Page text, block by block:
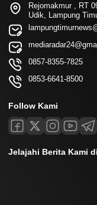
Rejomakmur , RT
Udik, Lampung
0857-8355-7825
0853-6641-8500
Follow Kami
Jelajahi Berita Kami di